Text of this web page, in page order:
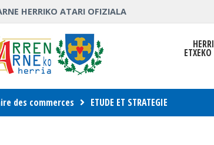
HERRIKO ATARI OFIZIALA
des commerces ETUDE ET STRATEGIE